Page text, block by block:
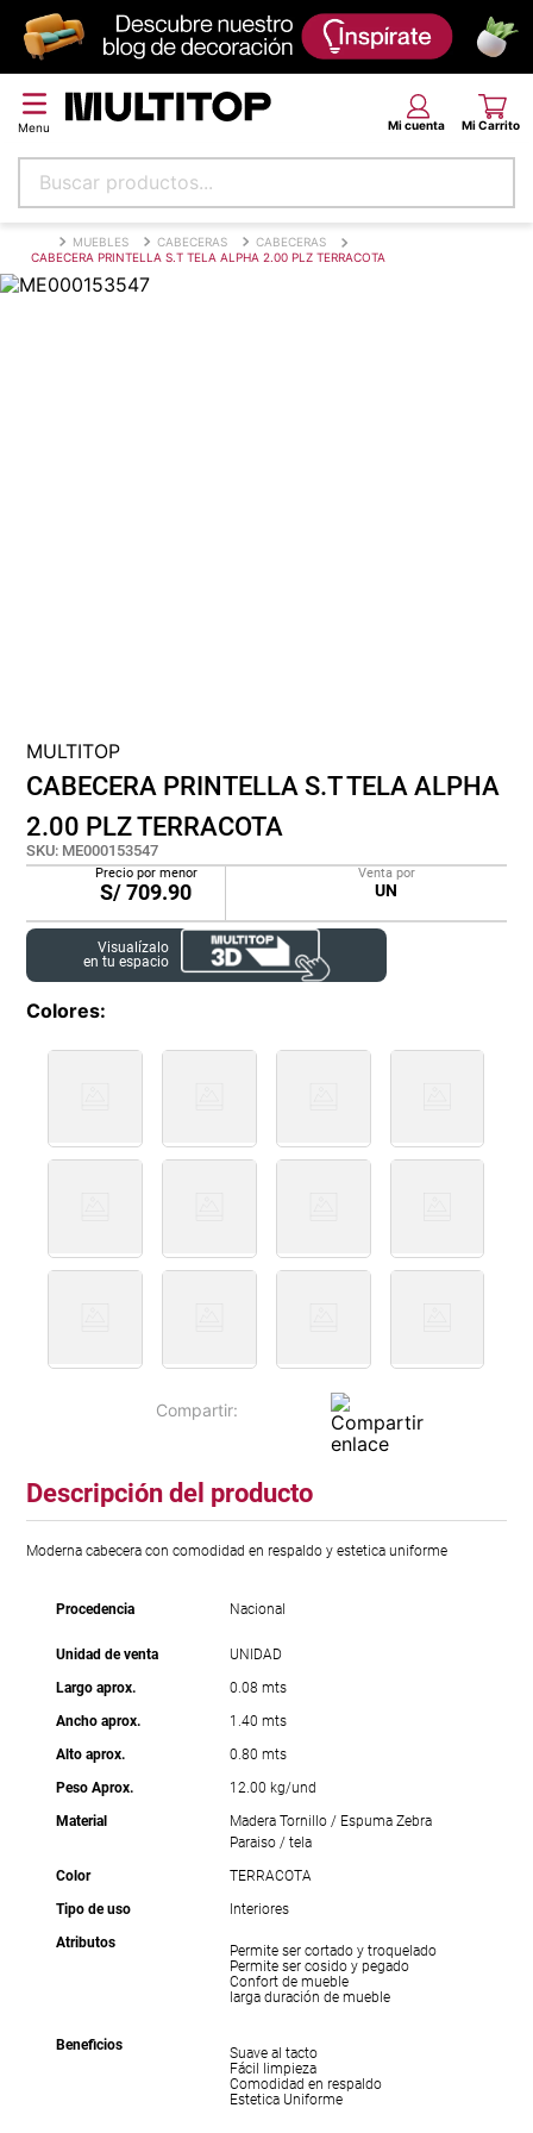
Buscar productos...
MUEBLES CABECERAS
CABECERAS
CABECERA PRINTELLA S.T TELA ALPHA 2.00 PLZ TERRACOTA
MULTITOP
CABECERA PRINTELLA S.T TELA ALPHA
2.00 PLZ TERRACOTA
SKU: ME000153547
Precio por menor
S/709.90
Venta por
UN
Visualízalo
en tu espacio
Colores
Descripción del producto
Moderna cabecera con comodidad en respaldo y estetica uniforme
Procedencia Nacional
Unidad de venta
UNIDAD
Largo aprox.
0.08 mts
Ancho aprox.
1.40 mts
Alto aprox.
0.80 mts
Peso Aprox.
12.00 kg/und
Material
Madera Tornillo / Espuma Zebra
Paraiso / tela
Color
TERRACOTA
Tipo de uso
Interiores
Atributos
Permite ser cortado y troquelado
Permite ser cosido y pegado
Confort de mueble
larga duración de mueble
Beneficios
Suave al tacto
Fácil limpieza
Comodidad en respaldo
Estetica Uniforme
Términos más buscados
papel tapiz